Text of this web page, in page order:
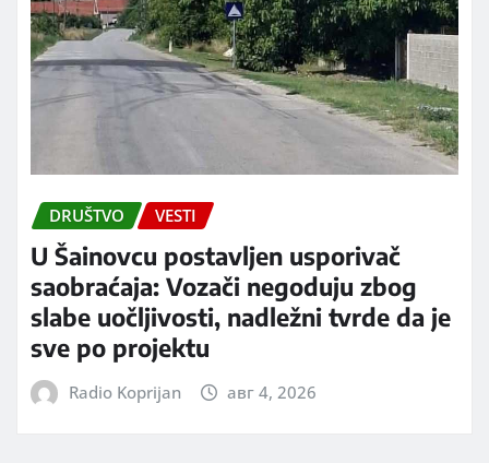
DRUŠTVO VESTI
U Šainovcu postavljen usporivač
saobraćaja: Vozači negoduju zbog
slabe uočljivosti, nadležni tvrde da je
sve po projektu
Radio Koprijan авг 4, 2026